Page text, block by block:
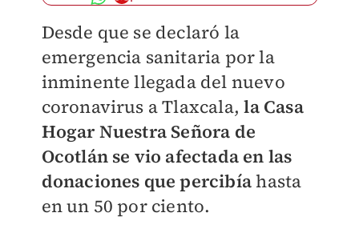
Desde que se declaró la
emergencia sanitaria por la
inminente llegada del nuevo
coronavirus a Tlaxcala,la Casa
Hogar Nuestra Señora de
Ocotlán se vio afectada en las
donaciones que percibíahasta
en un 50 por ciento.